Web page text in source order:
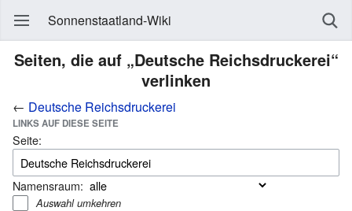
Sonnenstaatland-Wiki
Seiten, die auf „Deutsche Reichsdruckerei“
verlinken
← Deutsche Reichsdruckerei
LINKS AUF DIESE SEITE
Seite:
Namensraum:
Auswahl umkehren